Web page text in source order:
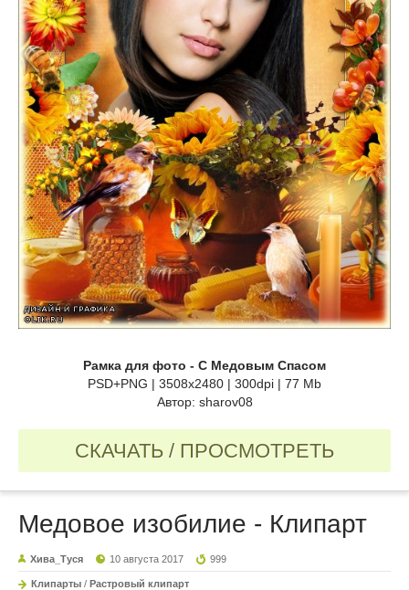
Рамка для фото - С Медовым Спасом
PSD+PNG | 3508x2480 | 300dpi | 77 Mb
Автор: sharov08
СКАЧАТЬ / ПРОСМОТРЕТЬ
Медовое изобилие - Клипарт
Хива_Туся 10 августа 2017 999
Клипарты / Растровый клипарт